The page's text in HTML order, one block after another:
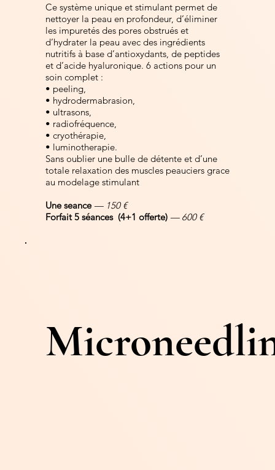
Ce système unique et stimulant permet de
nettoyer la peau en profondeur, d’éliminer
les impuretés des pores obstrués et
d’hydrater la peau avec des ingrédients
nutritifs à base d’antioxydants, de peptides
et d’acide hyaluronique. 6 actions pour un
soin complet :
• peeling,
• hydrodermabrasion,
• ultrasons,
• radiofréquence,
• cryothérapie,
• luminotherapie.
Sans oublier une bulle de détente et d’une
totale relaxation des muscles peauciers grace
au modelage stimulant
Une seance— 150 €
Forfait 5 séances (4+1 offerte) — 600 €